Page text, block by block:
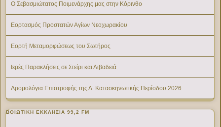
Ο Σεβασμιώτατος Ποιμενάρχης μας στην Κόρινθο
Εορτασμός Προστατών Αγίων Νεοχωρακίου
Εορτή Μεταμορφώσεως του Σωτήρος
Ιερές Παρακλήσεις σε Στείρι και Λιβαδειά
Δρομολόγια Επιστροφής της Δ’ Κατασκηνωτικής Περίοδου 2026
ΒΟΙΩΤΙΚΉ ΕΚΚΛΗΣΊΑ 99,2 FM